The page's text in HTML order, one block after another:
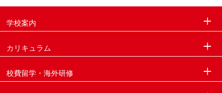
学校案内
カリキュラム
校費留学・海外研修